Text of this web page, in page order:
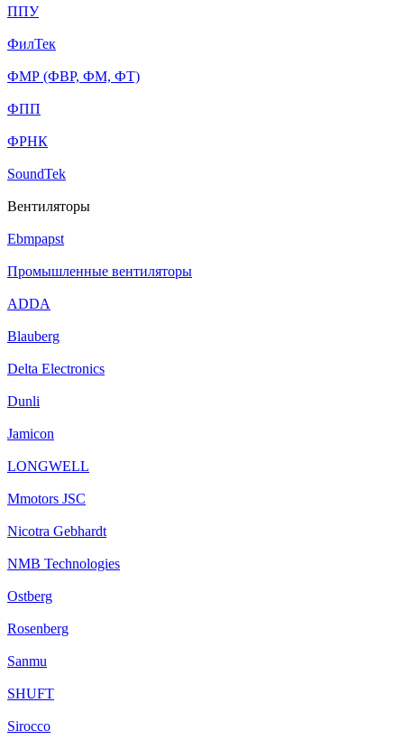
ППУ
ФилТек
ФМР (ФВР, ФМ, ФТ)
ФПП
ФРНК
SoundTek
Вентиляторы
Ebmpapst
Промышленные вентиляторы
ADDA
Blauberg
Delta Electronics
Dunli
Jamicon
LONGWELL
Mmotors JSC
Nicotra Gebhardt
NMB Technologies
Ostberg
Rosenberg
Sanmu
SHUFT
Sirocco